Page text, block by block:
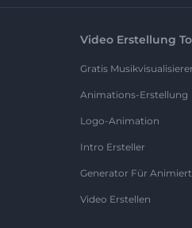
Video Erstellung
Gratis Musikvisualisierer
Animations-Erstellung
Logo-Animation
Intro Ersteller
Generator Für
Video Erstellen